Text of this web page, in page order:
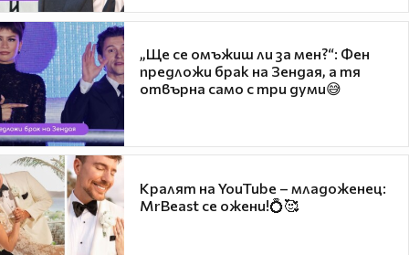
„Ще се омъжиш ли за мен?“: Фен
предложи брак на Зендая, а тя
отвърна само с три думи😅
Кралят на YouTube – младоженец:
MrBeast се ожени!💍🥰